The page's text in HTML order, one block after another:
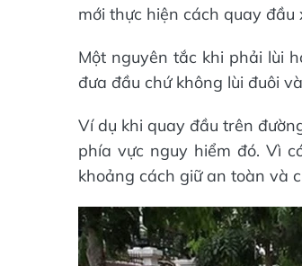
mới thực hiện cách quay đầu
Một nguyên tắc khi phải lùi
đưa đầu chứ không lùi đuôi
Ví dụ khi quay đầu trên
phía vực nguy hiểm đó. Vì
khoảng cách giữ an toàn và